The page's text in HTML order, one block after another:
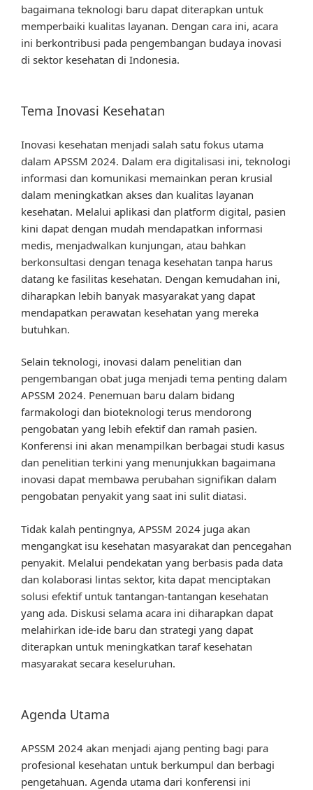
bagaimana teknologi baru dapat diterapkan untuk
memperbaiki kualitas layanan. Dengan cara ini, acara
ini berkontribusi pada pengembangan budaya inovasi
di sektor kesehatan di Indonesia.
Tema Inovasi Kesehatan
Inovasi kesehatan menjadi salah satu fokus utama
dalam APSSM 2024. Dalam era digitalisasi ini, teknologi
informasi dan komunikasi memainkan peran krusial
dalam meningkatkan akses dan kualitas layanan
kesehatan. Melalui aplikasi dan platform digital, pasien
kini dapat dengan mudah mendapatkan informasi
medis, menjadwalkan kunjungan, atau bahkan
berkonsultasi dengan tenaga kesehatan tanpa harus
datang ke fasilitas kesehatan. Dengan kemudahan ini,
diharapkan lebih banyak masyarakat yang dapat
mendapatkan perawatan kesehatan yang mereka
butuhkan.
Selain teknologi, inovasi dalam penelitian dan
pengembangan obat juga menjadi tema penting dalam
APSSM 2024. Penemuan baru dalam bidang
farmakologi dan bioteknologi terus mendorong
pengobatan yang lebih efektif dan ramah pasien.
Konferensi ini akan menampilkan berbagai studi kasus
dan penelitian terkini yang menunjukkan bagaimana
inovasi dapat membawa perubahan signifikan dalam
pengobatan penyakit yang saat ini sulit diatasi.
Tidak kalah pentingnya, APSSM 2024 juga akan
mengangkat isu kesehatan masyarakat dan pencegahan
penyakit. Melalui pendekatan yang berbasis pada data
dan kolaborasi lintas sektor, kita dapat menciptakan
solusi efektif untuk tantangan-tantangan kesehatan
yang ada. Diskusi selama acara ini diharapkan dapat
melahirkan ide-ide baru dan strategi yang dapat
diterapkan untuk meningkatkan taraf kesehatan
masyarakat secara keseluruhan.
Agenda Utama
APSSM 2024 akan menjadi ajang penting bagi para
profesional kesehatan untuk berkumpul dan berbagi
pengetahuan. Agenda utama dari konferensi ini